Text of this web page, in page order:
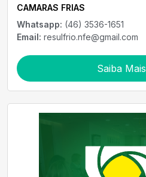
CAMARAS FRIAS
Whatsapp: (46) 3536-1651
Email: resulfrio.nfe@gmail.com
Saiba Mais